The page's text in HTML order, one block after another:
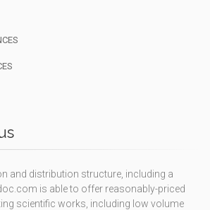
and distribution structure, including a
is able to offer reasonably-priced
scientific works, including low volume